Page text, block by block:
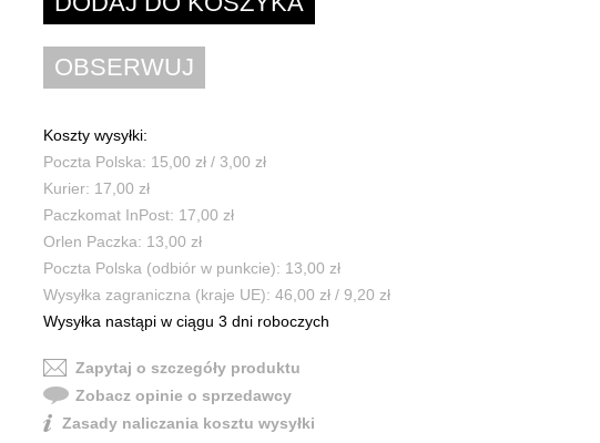
Koszty wysyłki:
Poczta Polska: 15,00 zł / 3,00 zł
Kurier: 17,00 zł
Paczkomat InPost: 17,00 zł
Orlen Paczka: 13,00 zł
Poczta Polska (odbiór w punkcie): 13,00 zł
Wysyłka zagraniczna (kraje UE): 46,00 zł / 9,20 zł
Wysyłka nastąpi w ciągu 3 dni roboczych
Zapytaj o szczegóły produktu
Zobacz opinie o sprzedawcy
Zasady naliczania kosztu wysyłki